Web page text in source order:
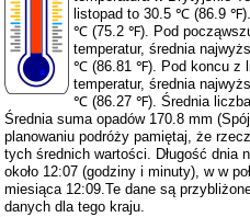
listopad to 30.5 ℃ (86.9
℃ (75.2 ℉). Pod
temperatur, średnia
℃ (86.81 ℉). Pod koncu z
temperatur, średnia
℃ (86.27 ℉). Średnia
Średnia suma opadów 170.8 mm (
planowaniu podróży pamiętaj, że
tych średnich wartości. Długość dnia
około 12:07 (godziny i minuty), w w
miesiąca 12:09.Te dane są
danych dla tego kraju.